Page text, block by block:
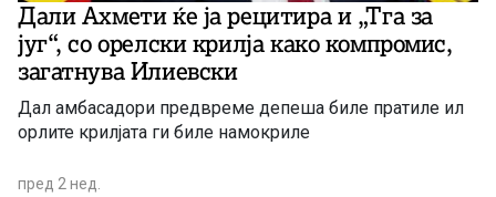
Дали Ахмети ќе ја рецитира и „Тга за
југ“, со орелски крилја како компромис,
загатнува Илиевски
Дал амбасадори предвреме депеша биле пратиле ил
орлите крилјата ги биле намокриле
пред 2 нед.